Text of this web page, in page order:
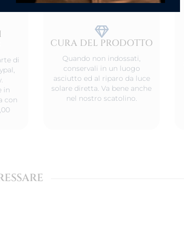
di
in
con
CURA DEL PRODOTTO
Quando non indossati,
conservali in un luogo
asciutto ed al riparo da luce
solare diretta. Va bene anche
nel nostro scatolino.